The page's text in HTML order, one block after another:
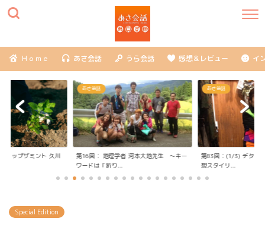
Ｈｏｍｅ あさ会話 うら会話 感想＆レビュー イ
リップザミント 久川
あさ会話
第16回： 地理学者 河本大地先生 ～キー
ワードは「折り...
あさ会話
第83回：(1/3) デタラ
想スタイリ...
Special Edition